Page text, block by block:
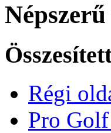
Régi
Pro